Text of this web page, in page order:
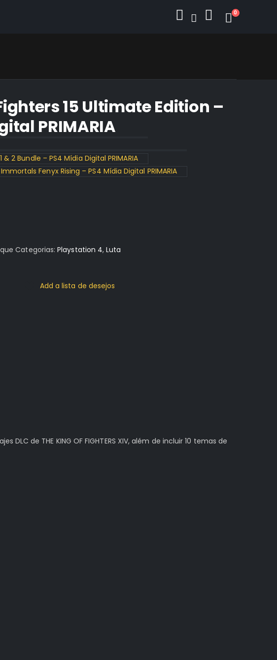
0
15 Ultimate Edition –
PRIMARIA
2 Bundle – PS4 Mídia Digital PRIMARIA
Immortals Fenyx Rising – PS4 Mídia Digital PRIMARIA
Categorias:Playstation 4,Luta
Add a lista de desejos
de THE KING OF FIGHTERS XIV, além de incluir 10 temas de